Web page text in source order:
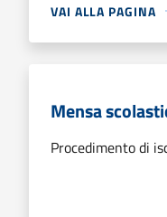
VAI ALLA PAGINA
Mensa
Procedimento di